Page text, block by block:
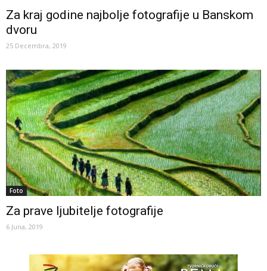
Za kraj godine najbolje fotografije u Banskom
dvoru
25 Decembra, 2019
Foto
Za prave ljubitelje fotografije
6 Juna, 2019